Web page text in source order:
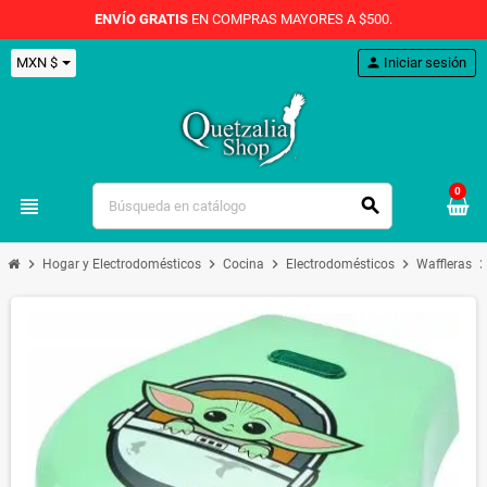
ENVÍO GRATIS EN COMPRAS MAYORES A $500.
MXN $
view_headline search
person Iniciar sesión
0
chevron_right Hogar y Electrodomésticos chevron_right Cocina chevron_right Electrodomésticos chevron_right Waffleras